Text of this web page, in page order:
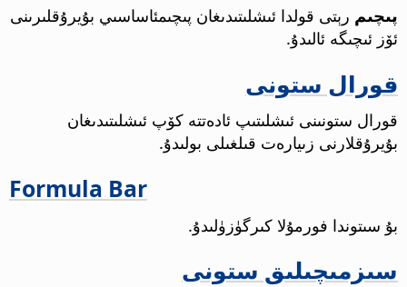
پىچىم رېتى قولدا ئىشلىتىدىغان پىچىمئاساسىي بۇيرۇقلىرىنى
ئۆز ئىچىگە ئالىدۇ.
قورال ستونى
قورال ستونىنى ئىشلىتىپ ئادەتتە كۆپ ئىشلىتىدىغان
بۇيرۇقلارنى زىيارەت قىلغىلى بولىدۇ.
Formula Bar
بۇ سىتوندا فورمۇلا كىرگۈزۈلىدۇ.
سىزمىچىلىق ستونى